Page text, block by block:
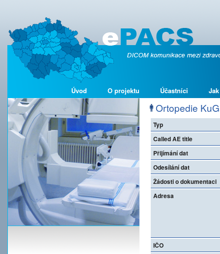
Úvod O projektu Účastníci
Ortopedie
Typ
Called AE title
Přijímání dat
Odesílání dat
Žádosti o dokumentaci
Adresa
IČO